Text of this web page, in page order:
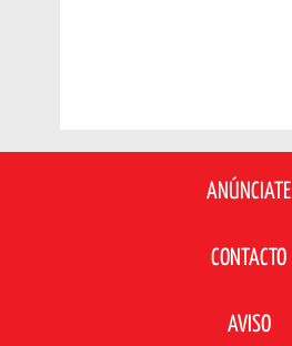
ANÚNCIATE
CONTACTO
AVISO